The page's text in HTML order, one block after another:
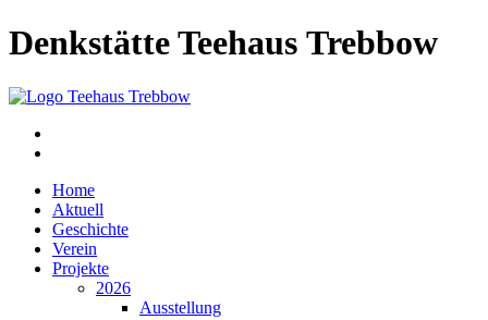
Denkstätte Teehaus Trebbow
Home
Aktuell
Geschichte
Verein
Projekte
2026
Ausstellung